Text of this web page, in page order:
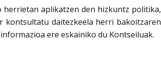
herrietan aplikatzen den hizkuntz politika,
kontsultatu daitezkeela herri bakoitzaren
ere eskainiko du Kontseiluak.